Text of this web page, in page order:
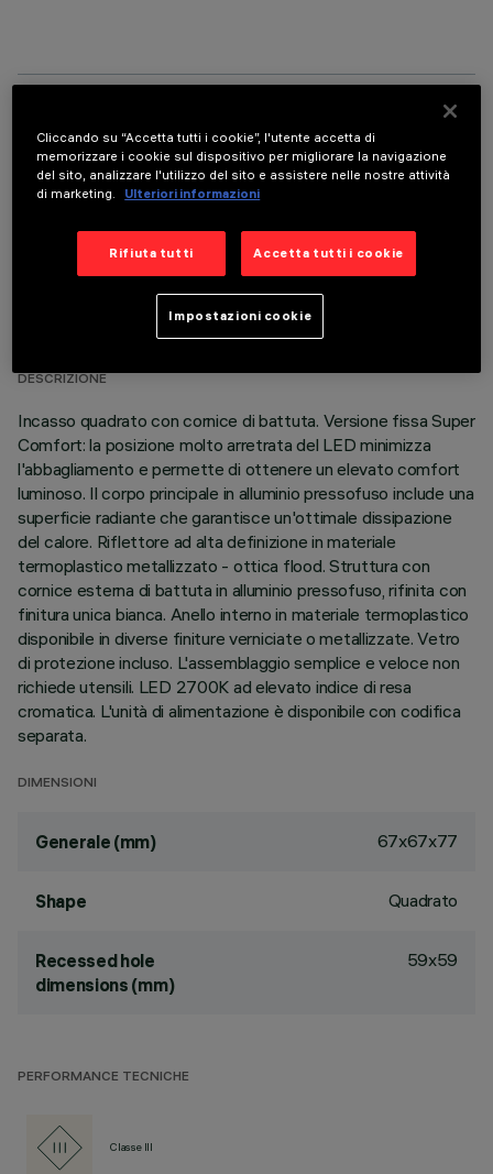
COMPONENTI OPZIONALI
DATI TECNICI
ULTIMO AGGIORNAMENTO: 07/08/2026
DESCRIZIONE
Incasso quadrato con cornice di battuta. Versione fissa Super
Comfort: la posizione molto arretrata del LED minimizza
l'abbagliamento e permette di ottenere un elevato comfort
luminoso. Il corpo principale in alluminio pressofuso include una
superficie radiante che garantisce un'ottimale dissipazione
del calore. Riflettore ad alta definizione in materiale
termoplastico metallizzato - ottica flood. Struttura con
cornice esterna di battuta in alluminio pressofuso, rifinita con
finitura unica bianca. Anello interno in materiale termoplastico
disponibile in diverse finiture verniciate o metallizzate. Vetro
di protezione incluso. L'assemblaggio semplice e veloce non
richiede utensili. LED 2700K ad elevato indice di resa
cromatica. L'unità di alimentazione è disponibile con codifica
separata.
DIMENSIONI
Generale (mm) 67x67x77
Shape Quadrato
Recessed hole
dimensions (mm)
59x59
PERFORMANCE TECNICHE
Classe III
Cliccando su “Accetta tutti i cookie”, l'utente accetta di
memorizzare i cookie sul dispositivo per migliorare la navigazione
del sito, analizzare l'utilizzo del sito e assistere nelle nostre attività
di marketing.
Ulteriori informazioni
Rifiuta tutti Accetta tutti i cookie
Impostazioni cookie